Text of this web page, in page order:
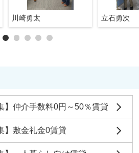
川崎勇太 立石勇次
】仲介手数料0円～50％賃貸
】敷金礼金0賃貸